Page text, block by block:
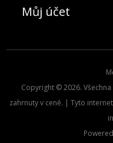
Můj účet
Copyright © 2026.
zahrnuty v ceně. | Tyto